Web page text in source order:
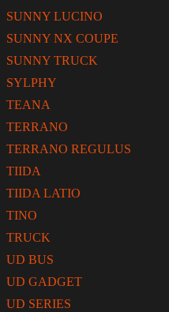
SUNNY LUCINO
SUNNY NX COUPE
SUNNY TRUCK
SYLPHY
TEANA
TERRANO
TERRANO REGULUS
TIIDA
TIIDA LATIO
TINO
TRUCK
UD BUS
UD GADGET
UD SERIES